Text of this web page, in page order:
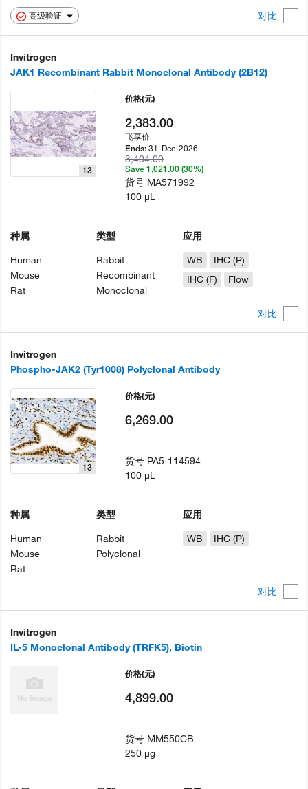
高级验证 对比
Invitrogen
JAK1 Recombinant Rabbit Monoclonal Antibody (2B12)
对比
13
种属
Human
Mouse
Rat
类型
Rabbit
Recombinant
Monoclonal
应用
WB
IHC (P)
IHC (F)
Flow
价格(元)
2,383.00
飞享价
Ends:31-Dec-2026
3,404.00
Save 1,021.00 (30%)
货号 MA571992
100 µL
Invitrogen
Phospho-JAK2 (Tyr1008) Polyclonal Antibody
对比
13
种属
Human
Mouse
Rat
类型
Rabbit
Polyclonal
应用
WB
IHC (P)
价格(元)
6,269.00
货号 PA5-114594
100 µL
Invitrogen
IL-5 Monoclonal Antibody (TRFK5), Biotin
价格(元)
4,899.00
货号 MM550CB
250 µg